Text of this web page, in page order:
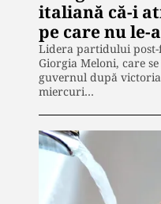
italiană că-i
pe care nu le-
Lidera partidului post-
Giorgia Meloni, care
guvernul după
miercuri…